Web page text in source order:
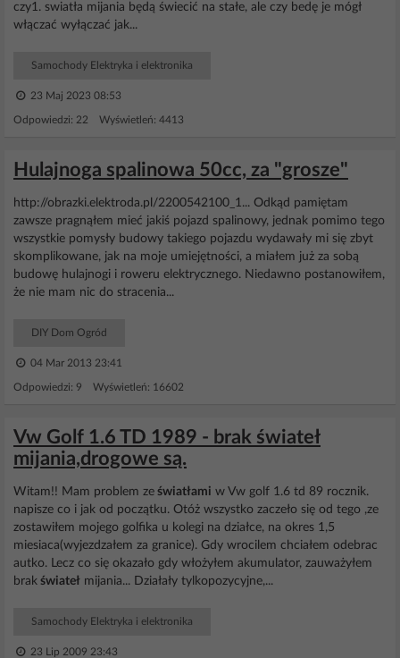
czy1. swiatła mijania będą świecić na stałe, ale czy bedę je mógł
włączać wyłączać jak...
Samochody Elektryka i elektronika
23 Maj 2023 08:53
Odpowiedzi: 22 Wyświetleń: 4413
Hulajnoga spalinowa 50cc, za "grosze"
http://obrazki.elektroda.pl/2200542100_1... Odkąd pamiętam
zawsze pragnąłem mieć jakiś pojazd spalinowy, jednak pomimo tego
wszystkie pomysły budowy takiego pojazdu wydawały mi się zbyt
skomplikowane, jak na moje umiejętności, a miałem już za sobą
budowę hulajnogi i roweru elektrycznego. Niedawno postanowiłem,
że nie mam nic do stracenia...
DIY Dom Ogród
04 Mar 2013 23:41
Odpowiedzi: 9 Wyświetleń: 16602
Vw Golf 1.6 TD 1989 - brak świateł
mijania,drogowe są.
Witam!! Mam problem ze światłami w Vw golf 1.6 td 89 rocznik.
napisze co i jak od początku. Otóż wszystko zaczeło się od tego ,ze
zostawiłem mojego golfika u kolegi na działce, na okres 1,5
miesiaca(wyjezdzałem za granice). Gdy wrocilem chciałem odebrac
autko. Lecz co się okazało gdy włożyłem akumulator, zauważyłem
brak świateł mijania... Działały tylkopozycyjne,...
Samochody Elektryka i elektronika
23 Lip 2009 23:43